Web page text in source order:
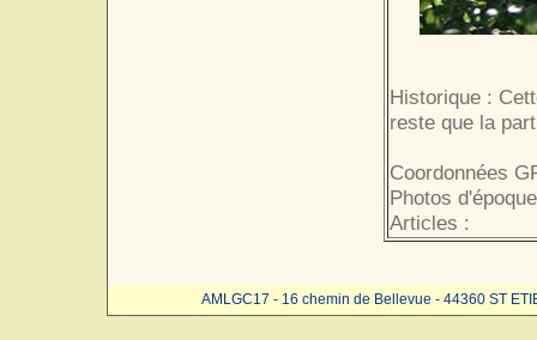
Historique :
reste que la
Coordonnées
Photos
Articles :
AMLGC17 - 16 chemin de Bellevue - 44360 ST